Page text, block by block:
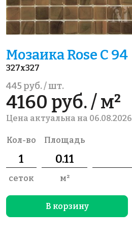
Мозаика Rose C 94
327x327
445 руб. / шт.
4160 руб. / м²
Цена актуальна на 06.08.2026
Кол-во
сеток
Площадь
м²
В корзину